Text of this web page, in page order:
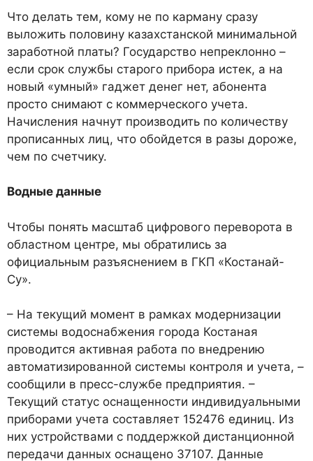
Что делать тем, кому не по карману сразу
выложить половину казахстанской минимальной
заработной платы? Государство непреклонно –
если срок службы старого прибора истек, а на
новый «умный» гаджет денег нет, абонента
просто снимают с коммерческого учета.
Начисления начнут производить по количеству
прописанных лиц, что обойдется в разы дороже,
чем по счетчику.
Водные данные
Чтобы понять масштаб цифрового переворота в
областном центре, мы обратились за
официальным разъяснением в ГКП «Костанай-
Су».
– На текущий момент в рамках модернизации
системы водоснабжения города Костаная
проводится активная работа по внедрению
автоматизированной системы контроля и учета, –
сообщили в пресс-службе предприятия. –
Текущий статус оснащенности индивидуальными
приборами учета составляет 152476 единиц. Из
них устройствами с поддержкой дистанционной
передачи данных оснащено 37107. Данные